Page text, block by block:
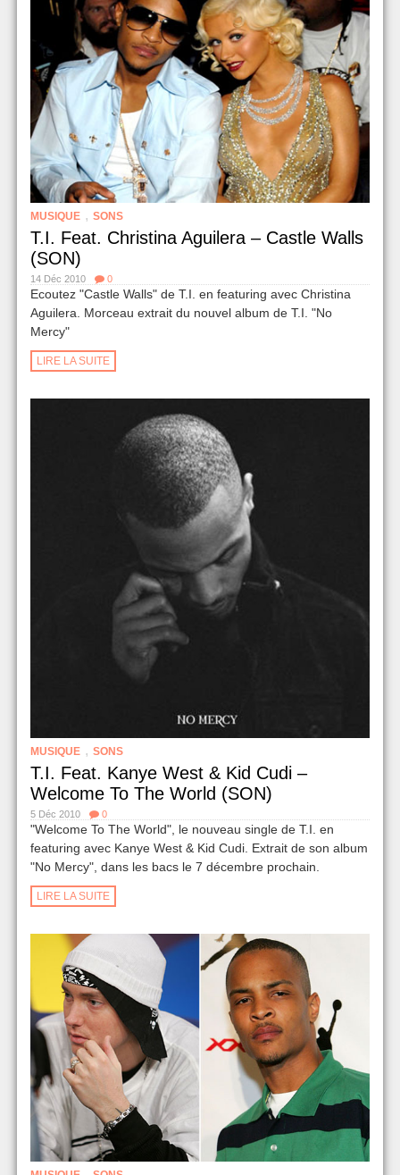
MUSIQUE , SONS
T.I. Feat. Christina Aguilera – Castle Walls
(SON)
14 Déc 2010 0
Ecoutez "Castle Walls" de T.I. en featuring avec Christina
Aguilera. Morceau extrait du nouvel album de T.I. "No
Mercy"
LIRE LA SUITE
MUSIQUE , SONS
T.I. Feat. Kanye West & Kid Cudi –
Welcome To The World (SON)
5 Déc 2010 0
"Welcome To The World", le nouveau single de T.I. en
featuring avec Kanye West & Kid Cudi. Extrait de son album
"No Mercy", dans les bacs le 7 décembre prochain.
LIRE LA SUITE